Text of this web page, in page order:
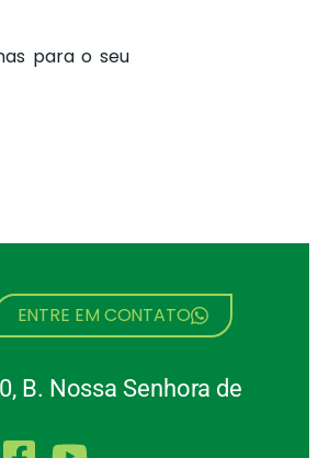
para o seu
ENTRE EM CONTATO
B. Nossa Senhora de